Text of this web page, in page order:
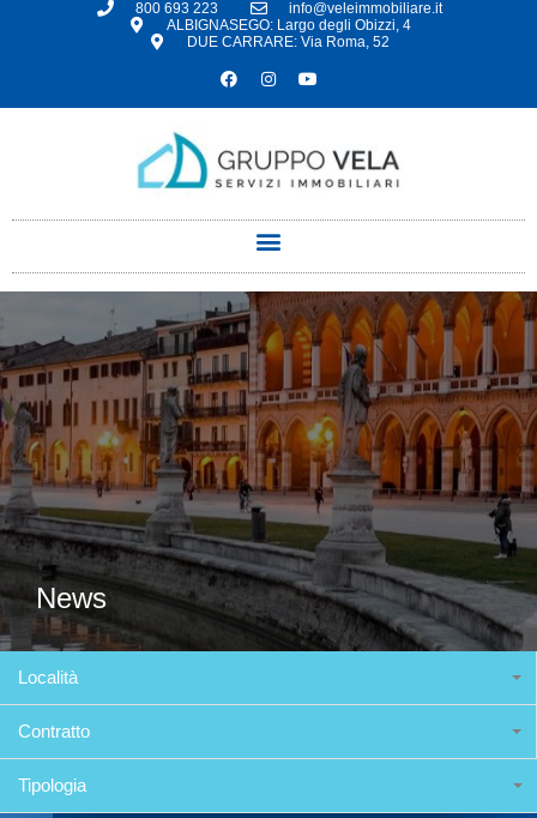
800 693 223
info@veleimmobiliare.it
ALBIGNASEGO: Largo degli Obizzi, 4
DUE CARRARE: Via Roma, 52
News
Località
Contratto
Tipologia